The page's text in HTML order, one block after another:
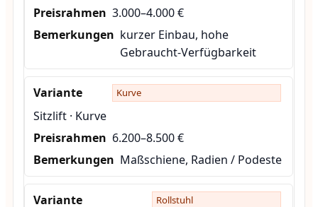
3.000–4.000 €
kurzer Einbau, hohe
Gebraucht-Verfügbarkeit
Kurve
Sitzlift · Kurve
6.200–8.500 €
Maßschiene, Radien / Podeste
Rollstuhl